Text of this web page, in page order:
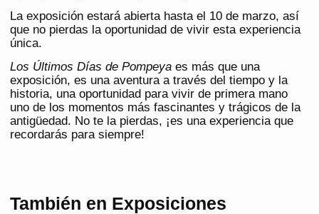
La exposición estará abierta hasta el 10 de marzo, así
que no pierdas la oportunidad de vivir esta experiencia
única​​.
Los Últimos Días de Pompeya es más que una
exposición, es una aventura a través del tiempo y la
historia, una oportunidad para vivir de primera mano
uno de los momentos más fascinantes y trágicos de la
antigüedad. No te la pierdas, ¡es una experiencia que
recordarás para siempre!
También en Exposiciones